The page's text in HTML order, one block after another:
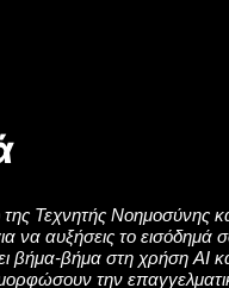
Τεχνητής Νοημοσύνης
να αυξήσεις το
βήμα-βήμα στη χρήση AI
την